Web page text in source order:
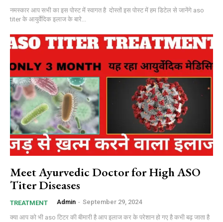
नमस्कार आप सभी का इस पोस्ट में स्वागत है दोस्तों इस पोस्ट में हम डिटेल से जानेंगे aso
titer के आयुर्वेदिक इलाज के बारे...
Meet Ayurvedic Doctor for High ASO
Titer Diseases
TREATMENT Admin - September 29, 2024
क्या आप को भी aso टिटर की बीमारी है आप इलाज कर के परेशान हो गए है कभी बढ़ जाता है